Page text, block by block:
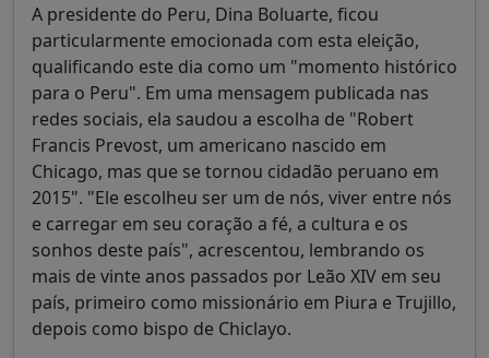
A presidente do Peru, Dina Boluarte, ficou
particularmente emocionada com esta eleição,
qualificando este dia como um "momento histórico
para o Peru". Em uma mensagem publicada nas
redes sociais, ela saudou a escolha de "Robert
Francis Prevost, um americano nascido em
Chicago, mas que se tornou cidadão peruano em
2015". "Ele escolheu ser um de nós, viver entre nós
e carregar em seu coração a fé, a cultura e os
sonhos deste país", acrescentou, lembrando os
mais de vinte anos passados por Leão XIV em seu
país, primeiro como missionário em Piura e Trujillo,
depois como bispo de Chiclayo.